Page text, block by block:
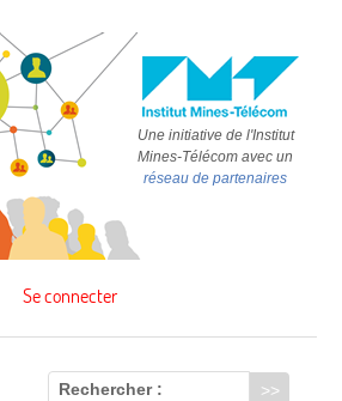
Une initiative de l'Institut
Mines-Télécom avec un
réseau de partenaires
Se connecter
Rechercher :